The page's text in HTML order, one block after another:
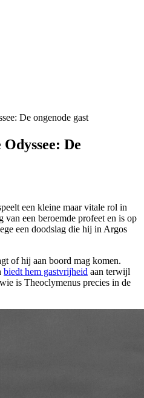
De ongenode gast
De
een kleine maar vitale rol in
van een beroemde profeet en is op
een doodslag die hij in Argos
of hij aan boord mag komen.
biedt hem gastvrijheid aan terwijl
is Theoclymenus precies in de